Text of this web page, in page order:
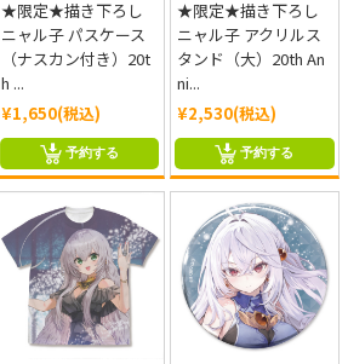
★限定★描き下ろし
ニャル子 パスケース
（ナスカン付き）20t
h ...
¥1,650(税込)
予約する
★限定★描き下ろし
ニャル子 アクリルス
タンド（大）20th An
ni...
¥2,530(税込)
予約する